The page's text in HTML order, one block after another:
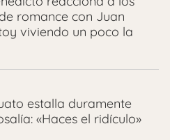
romance con Juan
viviendo un poco la
estalla duramente
«Haces el ridículo»